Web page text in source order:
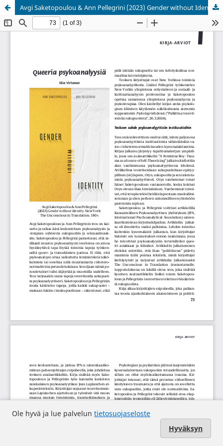
Avgi Saketopoulou & Ann Pellegrini (2023) Gender without Identity
Ole hyvä ja lue palvelun tietosuojaseloste
Hyväksyn
Tieteellisten seurain valtuuskunta .